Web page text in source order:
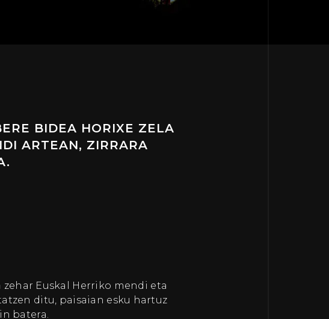
BIDEA HORIXE ZELA
ARTEAN, ZIRRARA
Euskal Herriko mendi eta
ditu, paisaian esku hartuz
batera.